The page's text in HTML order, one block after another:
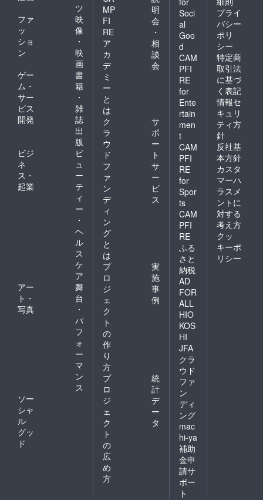
ツ
ファ
ッ
ショ
ン
映
像
・
映
画
ゲー
ム・
サー
ビス
開発
書
籍
・
雑
誌
出
版
ビジ
ネ
ス・
起業
ビ
ュ
ー
テ
ィ
ー
・
ヘ
ル
ス
ケ
ア
アー
ト・
写真
舞
台
・
パ
フ
ォ
ー
マ
ン
ス
ソー
シャ
ル
グッ
ド
MP
FI
RE
ア
カ
デ
ミ
ー
と
は
明
会
・
相
談
会
ク
ラ
ウ
ド
フ
ァ
ン
デ
ィ
ン
グ
と
は
サ
ポ
ー
ト
サ
ー
ビ
ス
プ
ロ
ジ
ェ
ク
ト
の
作
り
方
実
施
事
例
プ
ロ
ジ
ェ
ク
ト
の
広
め
方
統
計
デ
ー
タ
Soci
al
Goo
d
CAM
PFI
RE
for
Ente
rtain
men
t
CAM
PFI
RE
for
Spor
ts
CAM
PFI
RE
ふる
さと
納税
AD
FOR
ALL
HIO
KOS
HI
JFA
クラ
ウド
ファ
ン
ディ
ング
mac
hi-ya
補助
金申
請サ
ポー
ト
プライ
バシー
ポリ
シー
特定商
取引法
に基づ
く表記
情報セ
キュリ
ティ方
針
反社基
本方針
カスタ
マーハ
ラスメ
ントに
対する
考え方
クッ
キーポ
リシー